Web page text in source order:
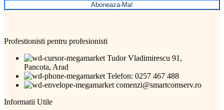
Aboneaza-Ma!
Profestionisti pentru profesionisti
Tudor Vladimirescu 91,
Pancota, Arad
Telefon: 0257 467 488
comenzi@smartcomserv.ro
Informatii Utile